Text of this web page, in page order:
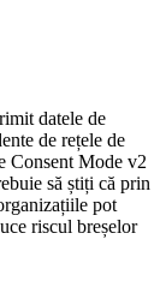
datele de
de rețele de
Consent Mode v2
să știți că prin
pot
riscul breșelor